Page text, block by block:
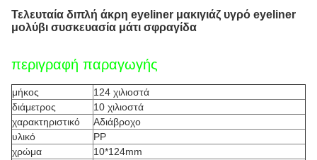
Τελευταία διπλή άκρη eyeliner μακιγιάζ υγρό eyeliner
μολύβι συσκευασία μάτι σφραγίδα
περιγραφή παραγωγής
μήκος
124 χιλιοστά
διάμετρος
10 χιλιοστά
χαρακτηριστικό
Αδιάβροχο
υλικό
PP
χρώμα
10*124mm